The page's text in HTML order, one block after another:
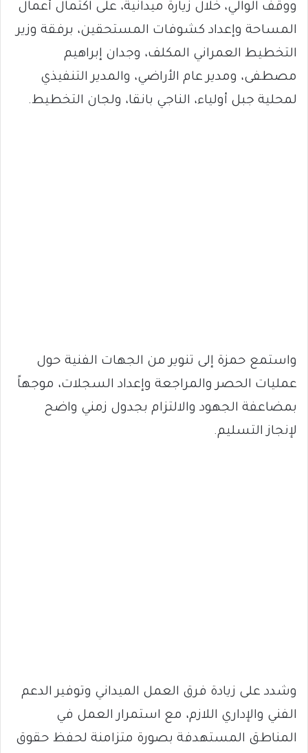
ووقف الوالي، خلال زيارة ميدانية، على اكتمال أعمال
المساحة وإعداد كشوفات المستحقين، برفقة وزير
التخطيط العمراني المكلف، وجدان إبراهيم
مصطفى، ومدير عام الأراضي، والمدير التنفيذي
لمحلية جبل أولياء، الناجي بانقا، ولجان التخطيط.
واستمع حمزة إلى تنوير من الجهات الفنية حول
عمليات الحصر والمراجعة وإعداد السجلات، موجهاً
بمضاعفة الجهود والالتزام بجدول زمني واضح
لإنجاز التسليم.
وشدد على زيادة فرق العمل الميداني وتوفير الدعم
الفني والإداري اللازم، مع استمرار العمل في
المناطق المستهدفة بصورة متزامنة لحفظ حقوق